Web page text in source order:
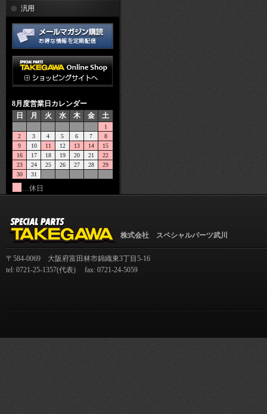
スター汎用
8月度営業日カレンダー
日
月 火 水 木 金 土
1
2
3 4 5 6 7
8
9
10 11 12 13 14
15
16
17 18 19 20 21
22
23
24 25 26 27 28
29
30
31
…休日
株式会社 スペシャルパーツ武川
〒584-0069 大阪府富田林市錦織東3丁目5-16
tel: 0721-25-1357(代表) fax: 0721-24-5059